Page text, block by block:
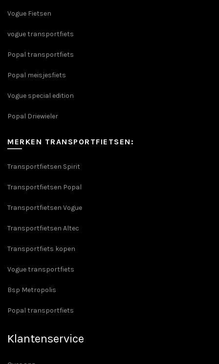
Vogue Fietsen
vogue transportfiets
Popal transportfiets
Popal meisjesfiets
Vogue special edition
Popal Driewieler
MERKEN TRANSPORTFIETSEN:
Transportfietsen Spirit
Transportfietsen Popal
Transportfietsen Vogue
Transportfietsen Altec
Transportfiets kopen
Vogue transportfiets
Bsp Metropolis
Popal transportfiets
Klantenservice